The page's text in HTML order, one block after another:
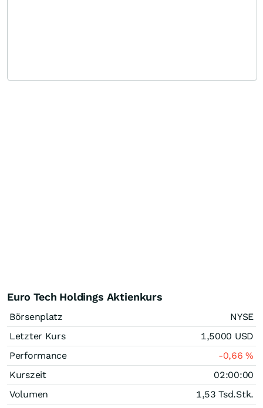
Euro Tech Holdings Aktienkurs
Börsenplatz
NYSE
Letzter Kurs
1,5000 USD
Performance
-0,66%
Kurszeit
02:00:00
Volumen
1,53 Tsd.Stk.